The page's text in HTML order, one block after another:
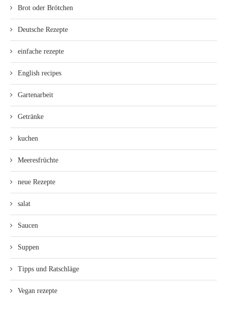
Brot oder Brötchen
Deutsche Rezepte
einfache rezepte
English recipes
Gartenarbeit
Getränke
kuchen
Meeresfrüchte
neue Rezepte
salat
Saucen
Suppen
Tipps und Ratschläge
Vegan rezepte